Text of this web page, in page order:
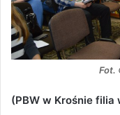
Fot.
(PBW w Krośnie filia